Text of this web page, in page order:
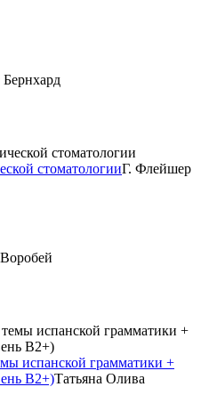
стоматологииГ. Флейшер
испанской грамматики +
В2+)Татьяна Олива